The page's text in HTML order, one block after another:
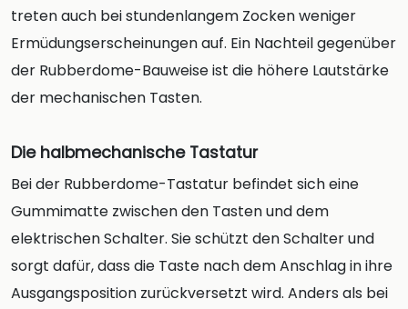
treten auch bei stundenlangem Zocken weniger
Ermüdungserscheinungen auf. Ein Nachteil gegenüber
der Rubberdome-Bauweise ist die höhere Lautstärke
der mechanischen Tasten.
Die halbmechanische Tastatur
Bei der Rubberdome-Tastatur befindet sich eine
Gummimatte zwischen den Tasten und dem
elektrischen Schalter. Sie schützt den Schalter und
sorgt dafür, dass die Taste nach dem Anschlag in ihre
Ausgangsposition zurückversetzt wird. Anders als bei